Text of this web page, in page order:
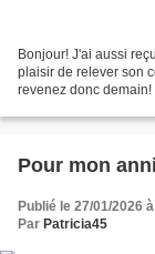
Bonjour! J'ai aussi
plaisir de relever son
revenez donc demain!
Pour mon
Publié le 27/01/2026
Par Patricia45